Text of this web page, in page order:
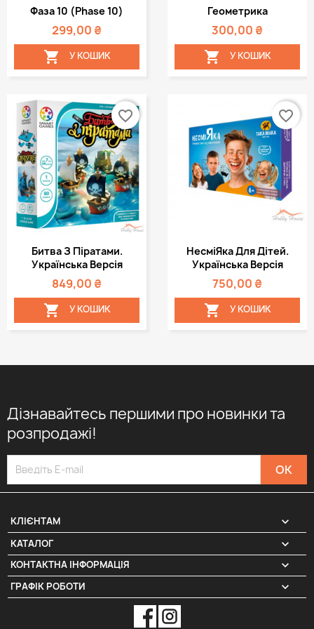
Фаза 10 (Phase 10)
299,00 ₴
 У КОШИК
Геометрика
300,00 ₴
 У КОШИК
Битва З Піратами.
Українська Версія
849,00 ₴
 У КОШИК
favorite_border
НесміЯка Для Дітей.
Українська Версія
750,00 ₴
 У КОШИК
favorite_border
Дізнавайтесь першими про новинки та
розпродажі!
КЛІЄНТАМ 
КАТАЛОГ 
КОНТАКТНА ІНФОРМАЦІЯ keyboard_arrow_down
ГРАФІК РОБОТИ keyboard_arrow_down